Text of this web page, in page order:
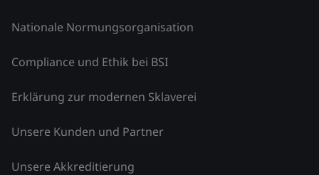
Nationale Normungsorganisation
Compliance und Ethik bei BSI
Erklärung zur modernen Sklaverei
Unsere Kunden und Partner
Unsere Akkreditierung